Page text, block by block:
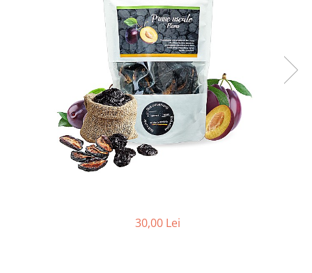
30,00 Lei